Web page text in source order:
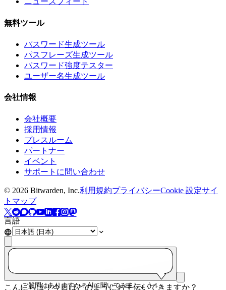
無料ツール
パスワード生成ツール
パスフレーズ生成ツール
パスワード強度テスター
ユーザー名生成ツール
会社情報
会社概要
採用情報
プレスルーム
パートナー
イベント
サポートに問い合わせ
© 2026 Bitwarden, Inc.利用規約プライバシーCookie 設定サイ
トマップ
言語
ご質問はありますか？AIに聞いてみましょう！
こんにちは！今日はどのようにお手伝いできますか？